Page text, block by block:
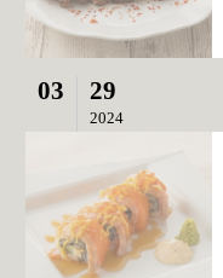
03 29
2024